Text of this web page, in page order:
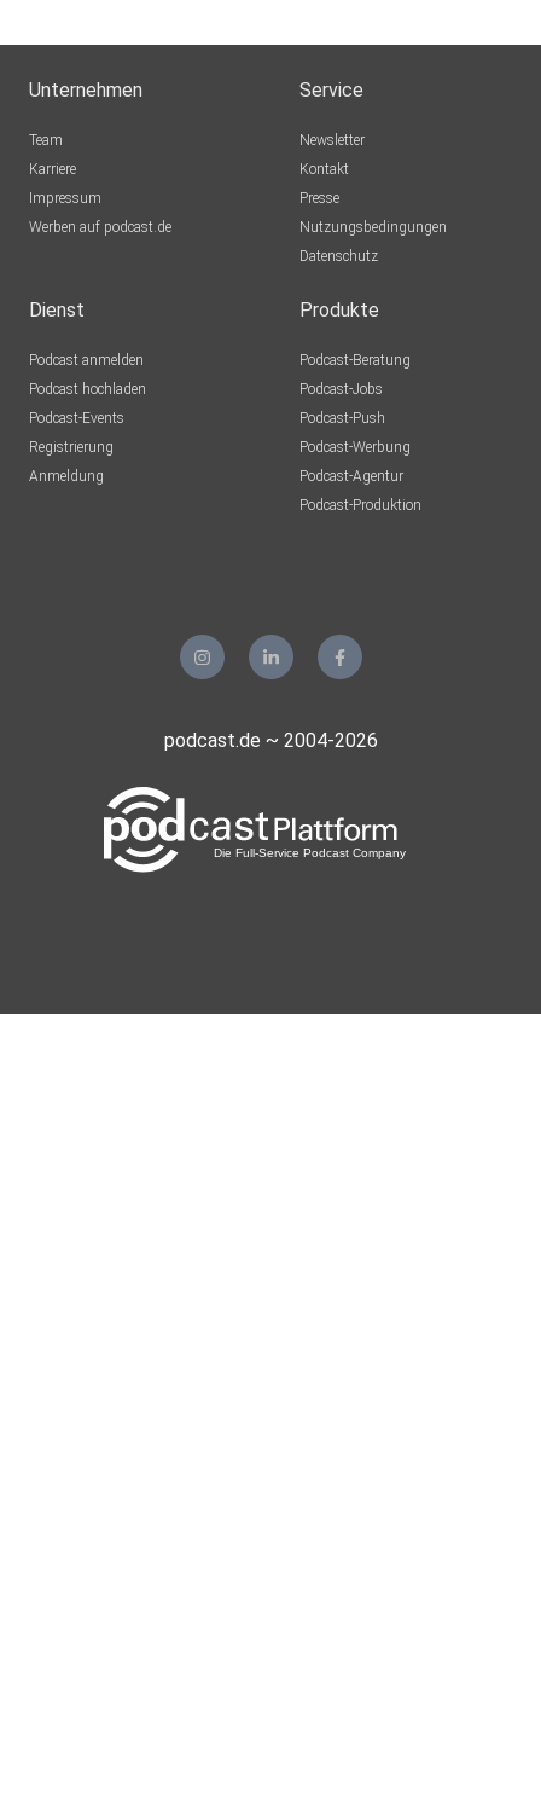
Unternehmen
Team
Karriere
Impressum
Werben auf podcast.de
Service
Newsletter
Kontakt
Presse
Nutzungsbedingungen
Datenschutz
Dienst
Podcast anmelden
Podcast hochladen
Podcast-Events
Registrierung
Anmeldung
Produkte
Podcast-Beratung
Podcast-Jobs
Podcast-Push
Podcast-Werbung
Podcast-Agentur
Podcast-Produktion
podcast.de ~ 2004-2026